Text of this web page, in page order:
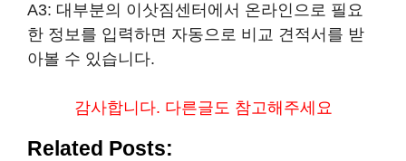
A3: 대부분의 이삿짐센터에서 온라인으로 필요
한 정보를 입력하면 자동으로 비교 견적서를 받
아볼 수 있습니다.
감사합니다. 다른글도 참고해주세요
Related Posts: